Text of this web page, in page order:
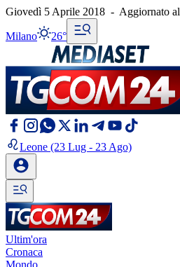
Giovedì 5 Aprile 2018 - Aggiornato
Milano 26°
Leone (23 Lug - 23 Ago)
Ultim'ora
Cronaca
Mondo